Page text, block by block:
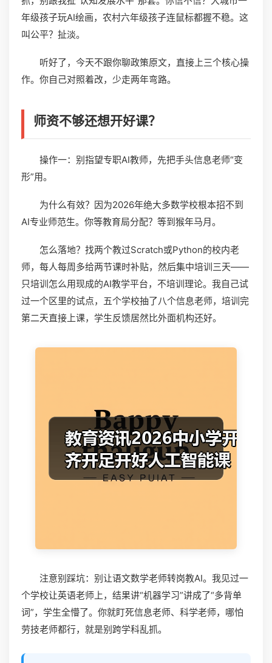
年级孩子玩AI绘画，农村六年级孩子连鼠标都握不稳。这
叫公平？扯淡。
听好了，今天不跟你聊政策原文，直接上三个核心操
作。你自己对照着改，少走两年弯路。
师资不够还想开好课？
操作一：别指望专职AI教师，先把手头信息老师“变
形”用。
为什么有效？因为2026年绝大多数学校根本招不到
AI专业师范生。你等教育局分配？等到猴年马月。
怎么落地？找两个教过Scratch或Python的校内老
师，每人每周多给两节课时补贴，然后集中培训三天——
只培训怎么用现成的AI教学平台，不培训理论。我自己试
过一个区里的试点，五个学校抽了八个信息老师，培训完
第二天直接上课，学生反馈居然比外面机构还好。
注意别踩坑：别让语文数学老师转岗教AI。我见过一
个学校让英语老师上，结果讲“机器学习”讲成了“多背单
词”，学生全懵了。你就盯死信息老师、科学老师，哪怕
劳技老师都行，就是别跨学科乱抓。